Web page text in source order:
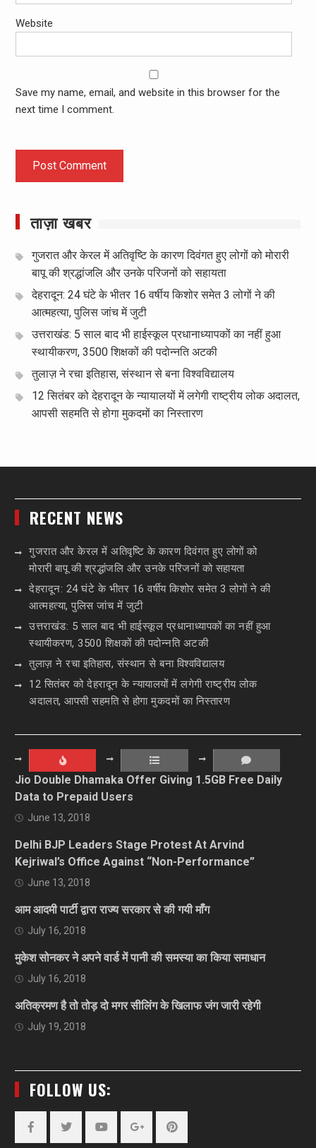
Website
Save my name, email, and website in this browser for the
next time I comment.
ताज़ा खबर
गुजरात और केरल में अतिवृष्टि के कारण दिवंगत हुए लोगों को मोरारी
बापू की श्रद्धांजलि और उनके परिजनों को सहायता
देहरादून: 24 घंटे के भीतर 16 वर्षीय किशोर समेत 3 लोगों ने की
आत्महत्या, पुलिस जांच में जुटी
उत्तराखंड: 5 साल बाद भी हाईस्कूल प्रधानाध्यापकों का नहीं हुआ
स्थायीकरण, 3500 शिक्षकों की पदोन्नति अटकी
तुलाज़ ने रचा इतिहास, संस्थान से बना विश्वविद्यालय
12 सितंबर को देहरादून के न्यायालयों में लगेगी राष्ट्रीय लोक अदालत,
आपसी सहमति से होगा मुकदमों का निस्तारण
RECENT NEWS
गुजरात और केरल में अतिवृष्टि के कारण दिवंगत हुए लोगों को
मोरारी बापू की श्रद्धांजलि और उनके परिजनों को सहायता
देहरादून: 24 घंटे के भीतर 16 वर्षीय किशोर समेत 3 लोगों ने की
आत्महत्या, पुलिस जांच में जुटी
उत्तराखंड: 5 साल बाद भी हाईस्कूल प्रधानाध्यापकों का नहीं हुआ
स्थायीकरण, 3500 शिक्षकों की पदोन्नति अटकी
तुलाज़ ने रचा इतिहास, संस्थान से बना विश्वविद्यालय
12 सितंबर को देहरादून के न्यायालयों में लगेगी राष्ट्रीय लोक
अदालत, आपसी सहमति से होगा मुकदमों का निस्तारण
Jio Double Dhamaka Offer Giving 1.5GB Free Daily
Data to Prepaid Users
June 13, 2018
Delhi BJP Leaders Stage Protest At Arvind
Kejriwal’s Office Against “Non-Performance”
June 13, 2018
आम आदमी पार्टी द्वारा राज्य सरकार से की गयी माँग
July 16, 2018
मुकेश सोनकर ने अपने वार्ड में पानी की समस्या का किया समाधान
July 16, 2018
अतिक्रमण है तो तोड़ दो मगर सीलिंग के खिलाफ जंग जारी रहेगी
July 19, 2018
FOLLOW US: